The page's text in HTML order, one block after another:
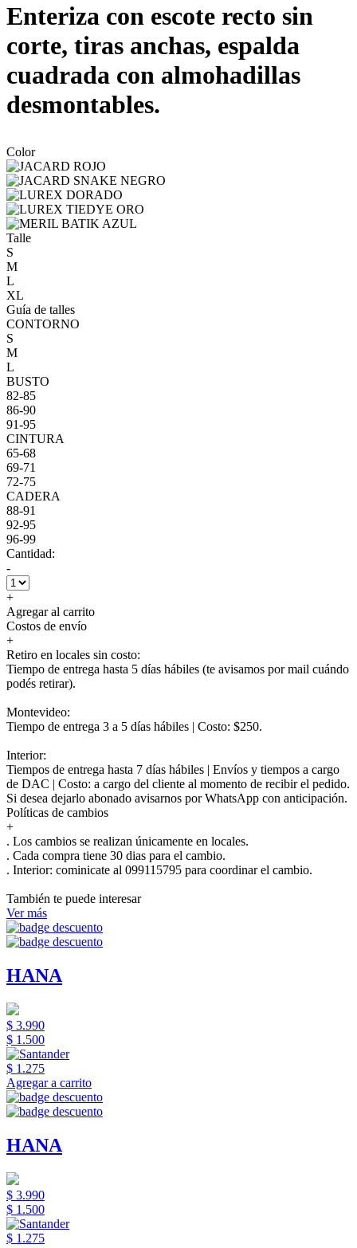
Enteriza con escote recto sin
corte, tiras anchas, espalda
cuadrada con almohadillas
desmontables.
Color
Talle
S
M
L
XL
Guía de talles
CONTORNO
S
M
L
BUSTO
82-85
86-90
91-95
CINTURA
65-68
69-71
72-75
CADERA
88-91
92-95
96-99
Cantidad:
-
+
Agregar al carrito
Costos de envío
+
Retiro en locales sin costo:
Tiempo de entrega hasta 5 días hábiles (te avisamos por mail cuándo
podés retirar).
Montevideo:
Tiempo de entrega 3 a 5 días hábiles | Costo: $250.
Interior:
Tiempos de entrega hasta 7 días hábiles | Envíos y tiempos a cargo
de DAC | Costo: a cargo del cliente al momento de recibir el pedido.
Si desea dejarlo abonado avisarnos por WhatsApp con anticipación.
Políticas de cambios
+
. Los cambios se realizan únicamente en locales.
. Cada compra tiene 30 dias para el cambio.
. Interior: cominicate al 099115795 para coordinar el cambio.
También te puede interesar
Ver más
HANA
$ 3.990
$ 1.500
$ 1.275
Agregar a carrito
HANA
$ 3.990
$ 1.500
$ 1.275